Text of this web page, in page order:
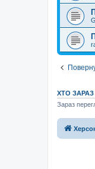
ХТО
Зараз